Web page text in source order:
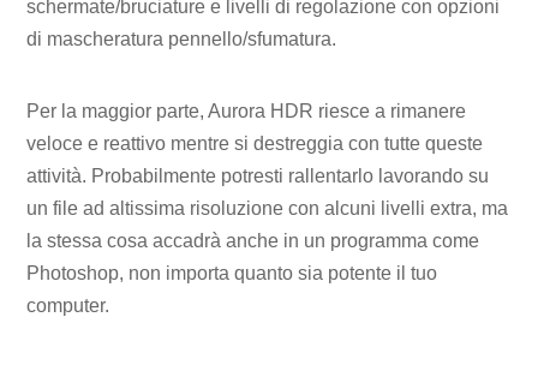
schermate/bruciature e livelli di regolazione con opzioni
di mascheratura pennello/sfumatura.
Per la maggior parte, Aurora HDR riesce a rimanere
veloce e reattivo mentre si destreggia con tutte queste
attività. Probabilmente potresti rallentarlo lavorando su
un file ad altissima risoluzione con alcuni livelli extra, ma
la stessa cosa accadrà anche in un programma come
Photoshop, non importa quanto sia potente il tuo
computer.